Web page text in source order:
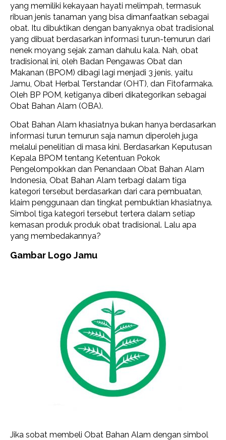
yang memiliki kekayaan hayati melimpah, termasuk
ribuan jenis tanaman yang bisa dimanfaatkan sebagai
obat. Itu dibuktikan dengan banyaknya obat tradisional
yang dibuat berdasarkan informasi turun-temurun dari
nenek moyang sejak zaman dahulu kala. Nah, obat
tradisional ini, oleh Badan Pengawas Obat dan
Makanan (BPOM) dibagi lagi menjadi 3 jenis, yaitu
Jamu, Obat Herbal Terstandar (OHT), dan Fitofarmaka.
Oleh BP POM, ketiganya diberi dikategorikan sebagai
Obat Bahan Alam (OBA).
Obat Bahan Alam khasiatnya bukan hanya berdasarkan
informasi turun temurun saja namun diperoleh juga
melalui penelitian di masa kini. Berdasarkan Keputusan
Kepala BPOM tentang Ketentuan Pokok
Pengelompokkan dan Penandaan Obat Bahan Alam
Indonesia, Obat Bahan Alam terbagi dalam tiga
kategori tersebut berdasarkan dari cara pembuatan,
klaim penggunaan dan tingkat pembuktian khasiatnya.
Simbol tiga kategori tersebut tertera dalam setiap
kemasan produk produk obat tradisional. Lalu apa
yang membedakannya?
Gambar Logo Jamu
Jika sobat membeli Obat Bahan Alam dengan simbol